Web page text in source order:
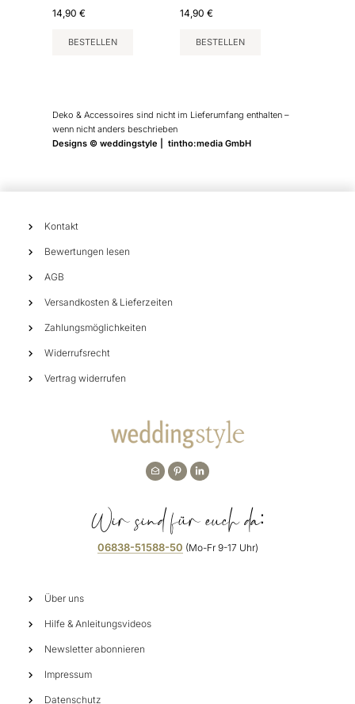
14,90 €
BESTELLEN
14,90€
BESTELLEN
Deko & Accessoires sind nicht im Lieferumfang enthalten –
wenn nicht anders beschrieben
Designs © weddingstyle | tintho:media GmbH
Kontakt
Bewertungen lesen
AGB
Versandkosten & Lieferzeiten
Zahlungsmöglichkeiten
Widerrufsrecht
Vertrag widerrufen
Wir sind für euch da:
06838-51588-50 (Mo-Fr 9-17 Uhr)
Über uns
Hilfe & Anleitungsvideos
Newsletter abonnieren
Impressum
Datenschutz